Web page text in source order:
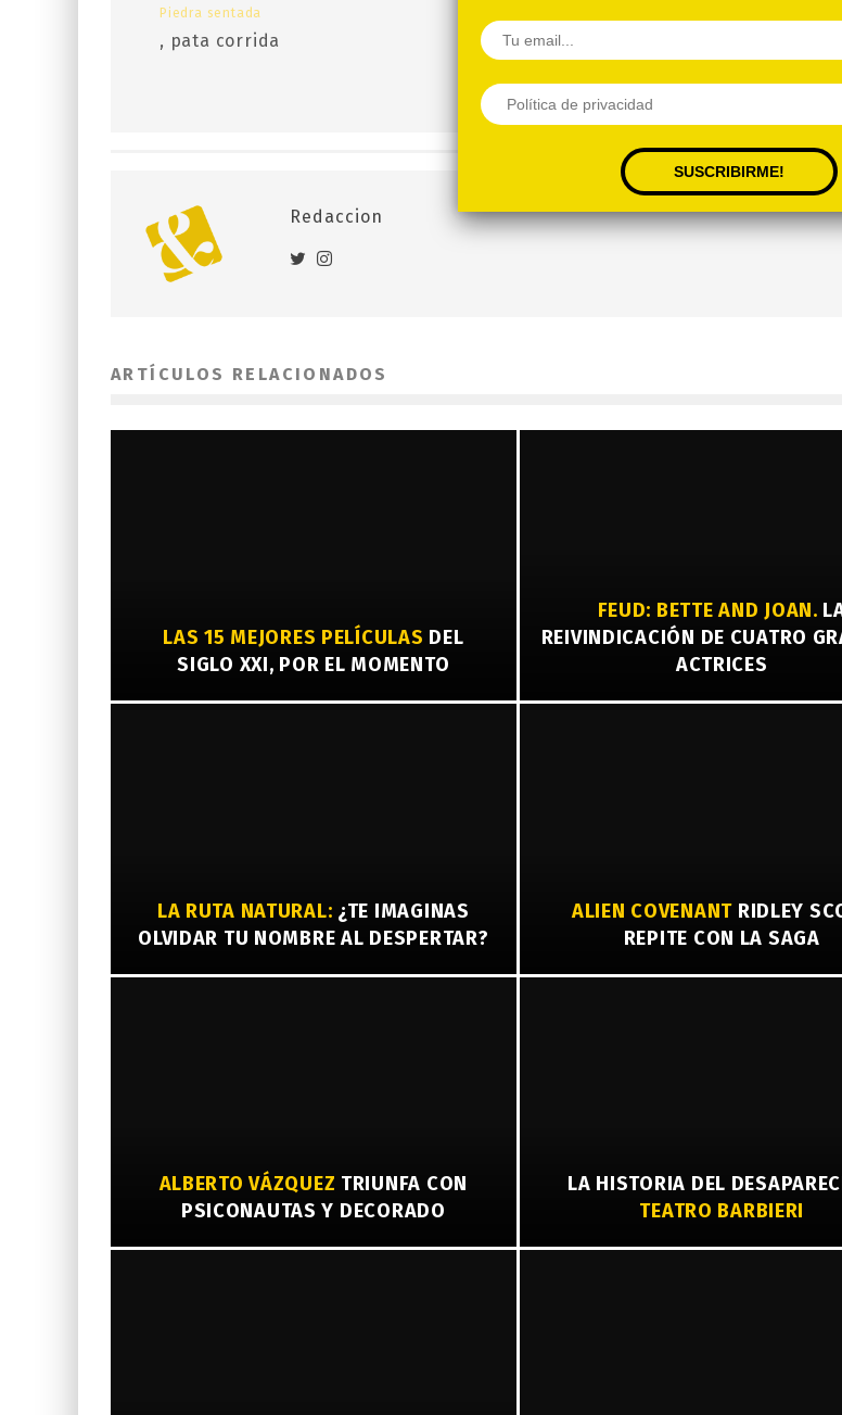
Piedra sentada
, pata corrida
Las
Redaccion
ARTÍCULOS RELACIONADOS
LAS 15 MEJORES PELÍCULAS DEL
SIGLO XXI, POR EL MOMENTO
FEUD: BETTE AND JOAN.
REIVINDICACIÓN DE CUATRO
ACTRICES
LA RUTA NATURAL: ¿TE IMAGINAS
OLVIDAR TU NOMBRE AL DESPERTAR?
ALIEN COVENANT RIDLEY
REPITE CON LA SAGA
ALBERTO VÁZQUEZ TRIUNFA CON
PSICONAUTAS Y DECORADO
LA HISTORIA DEL
TEATRO BARBIERI